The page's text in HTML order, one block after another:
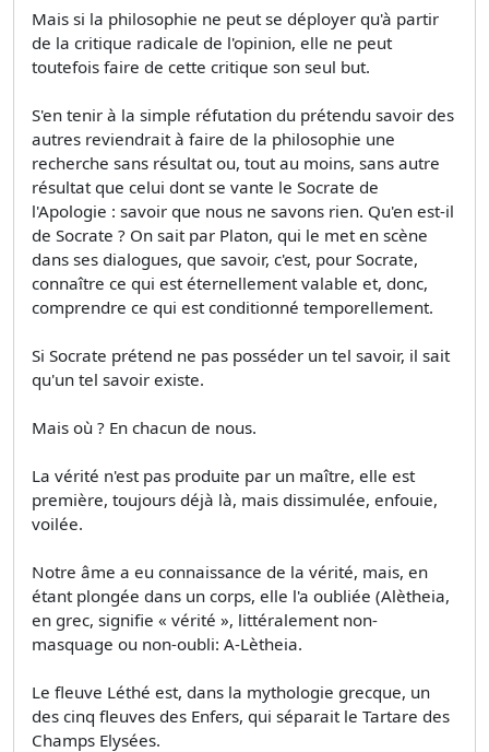
Mais si la philosophie ne peut se déployer qu'à partir
de la critique radicale de l'opinion, elle ne peut
toutefois faire de cette critique son seul but.
S'en tenir à la simple réfutation du prétendu savoir des
autres reviendrait à faire de la philosophie une
recherche sans résultat ou, tout au moins, sans autre
résultat que celui dont se vante le Socrate de
l'Apologie : savoir que nous ne savons rien. Qu'en est-il
de Socrate ? On sait par Platon, qui le met en scène
dans ses dialogues, que savoir, c'est, pour Socrate,
connaître ce qui est éternellement valable et, donc,
comprendre ce qui est conditionné temporellement.
Si Socrate prétend ne pas posséder un tel savoir, il sait
qu'un tel savoir existe.
Mais où ? En chacun de nous.
La vérité n'est pas produite par un maître, elle est
première, toujours déjà là, mais dissimulée, enfouie,
voilée.
Notre âme a eu connaissance de la vérité, mais, en
étant plongée dans un corps, elle l'a oubliée (Alètheia,
en grec, signifie « vérité », littéralement non-
masquage ou non-oubli: A-Lètheia.
Le fleuve Léthé est, dans la mythologie grecque, un
des cinq fleuves des Enfers, qui séparait le Tartare des
Champs Elysées.